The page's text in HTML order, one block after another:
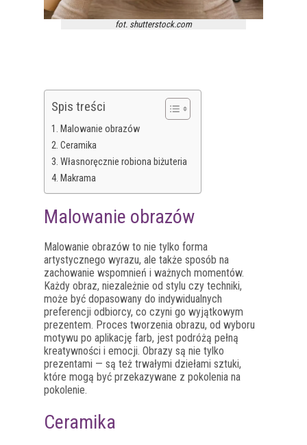
fot. shutterstock.com
Spis treści
Malowanie obrazów
Ceramika
Własnoręcznie robiona biżuteria
Makrama
Malowanie obrazów
Malowanie obrazów to nie tylko forma
artystycznego wyrazu, ale także sposób na
zachowanie wspomnień i ważnych momentów.
Każdy obraz, niezależnie od stylu czy techniki,
może być dopasowany do indywidualnych
preferencji odbiorcy, co czyni go wyjątkowym
prezentem. Proces tworzenia obrazu, od wyboru
motywu po aplikację farb, jest podróżą pełną
kreatywności i emocji. Obrazy są nie tylko
prezentami — są też trwałymi dziełami sztuki,
które mogą być przekazywane z pokolenia na
pokolenie.
Ceramika